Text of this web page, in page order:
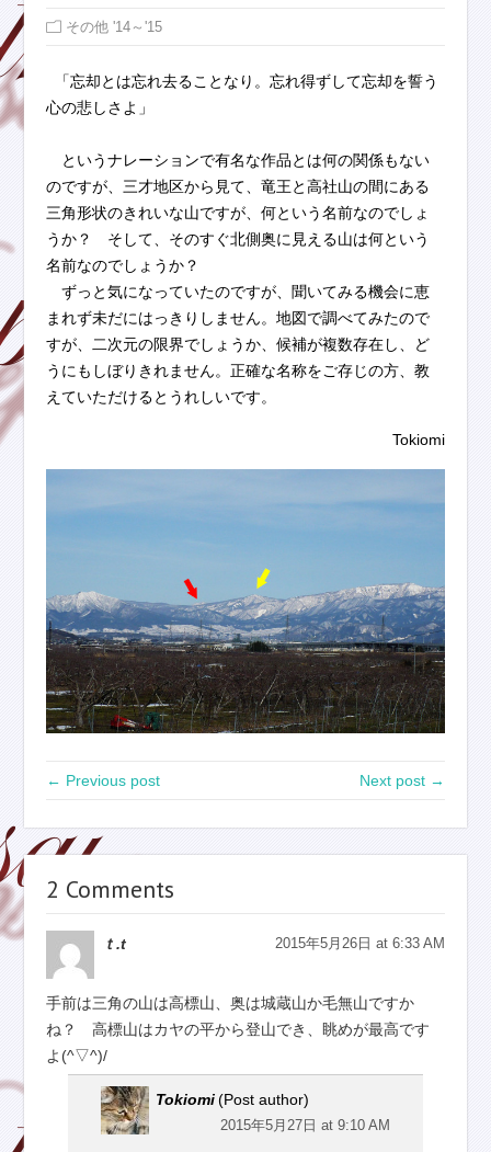
その他 '14～'15
「忘却とは忘れ去ることなり。忘れ得ずして忘却を誓う
心の悲しさよ」
というナレーションで有名な作品とは何の関係もない
のですが、三才地区から見て、竜王と高社山の間にある
三角形状のきれいな山ですが、何という名前なのでしょ
うか？ そして、そのすぐ北側奥に見える山は何という
名前なのでしょうか？
ずっと気になっていたのですが、聞いてみる機会に恵
まれず未だにはっきりしません。地図で調べてみたので
すが、二次元の限界でしょうか、候補が複数存在し、ど
うにもしぼりきれません。正確な名称をご存じの方、教
えていただけるとうれしいです。
Tokiomi
← Previous post Next post →
2 Comments
ｔ.t 2015年5月26日 at 6:33 AM
手前は三角の山は高標山、奥は城蔵山か毛無山ですか
ね？ 高標山はカヤの平から登山でき、眺めが最高です
よ(^▽^)/
Tokiomi (Post author)
2015年5月27日 at 9:10 AM